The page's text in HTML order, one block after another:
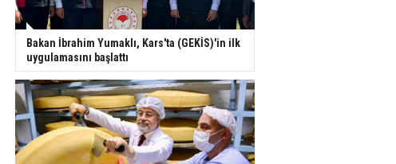
Bakan İbrahim Yumaklı, Kars'ta (GEKİS)'in ilk
uygulamasını başlattı